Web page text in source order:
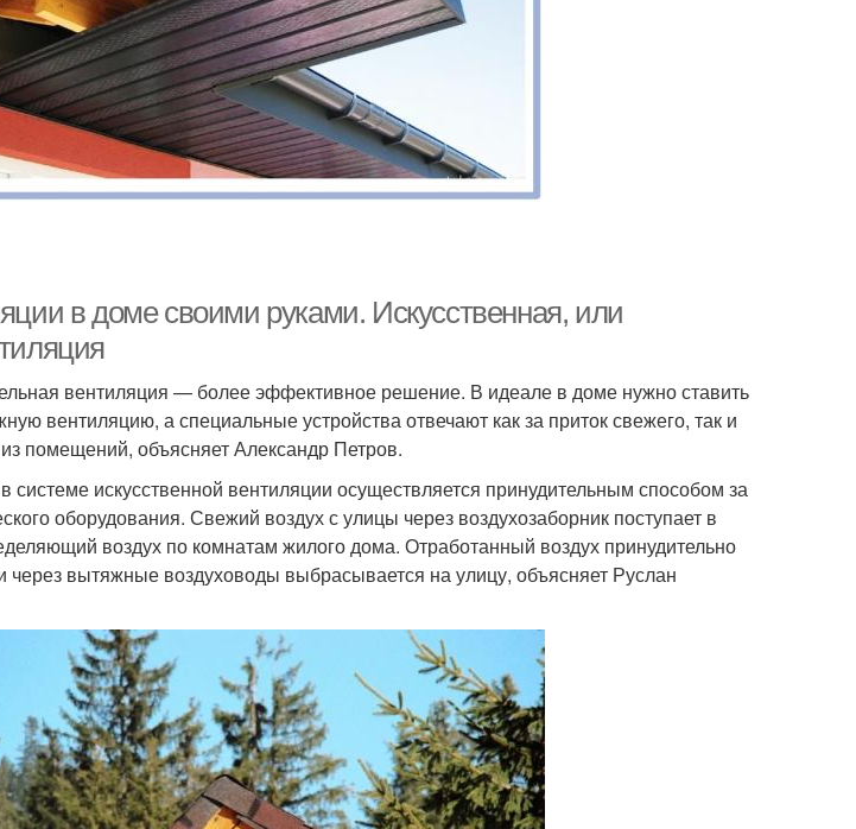
в доме своими руками. Искусственная, или
вентиляция — более эффективное решение. В идеале в доме нужно ставить
вентиляцию, а специальные устройства отвечают как за приток свежего, так и
из помещений, объясняет Александр Петров.
искусственной вентиляции осуществляется принудительным способом за
оборудования. Свежий воздух с улицы через воздухозаборник поступает в
воздух по комнатам жилого дома. Отработанный воздух принудительно
через вытяжные воздуховоды выбрасывается на улицу, объясняет Руслан